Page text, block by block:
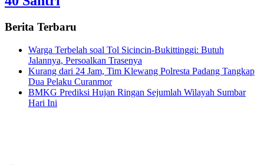
Berita Terbaru
Warga Terbelah soal Tol Sicincin-Bukittinggi: Butuh
Jalannya, Persoalkan Trasenya
Kurang dari 24 Jam, Tim Klewang Polresta Padang Tangkap
Dua Pelaku Curanmor
BMKG Prediksi Hujan Ringan Sejumlah Wilayah Sumbar
Hari Ini